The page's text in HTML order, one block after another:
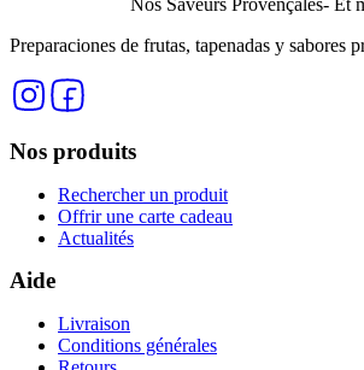
Nos Saveurs Provençales- Et
Preparaciones de frutas, tapenadas y sabores
Nos produits
Rechercher un produit
Offrir une carte cadeau
Actualités
Aide
Livraison
Conditions générales